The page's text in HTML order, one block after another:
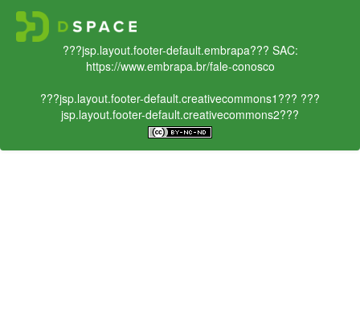
???jsp.layout.footer-default.embrapa??? SAC:
https://www.embrapa.br/fale-conosco
???jsp.layout.footer-default.creativecommons1??? ???
jsp.layout.footer-default.creativecommons2???